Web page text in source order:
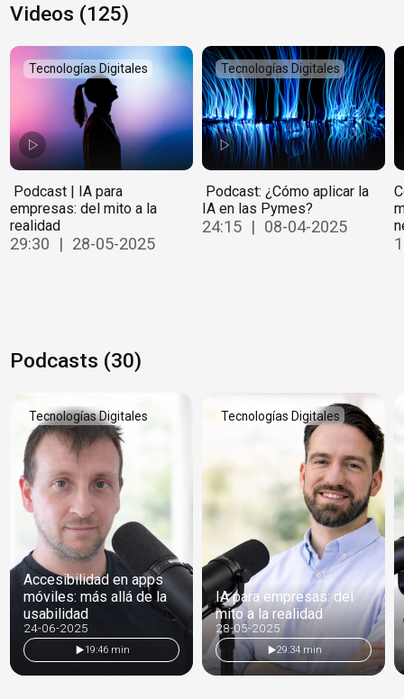
Videos (125)
Tecnologías Digitales
️ Podcast | IA para
empresas: del mito a la
realidad
29:30 | 28-05-2025
Tecnologías Digitales
️ Podcast: ¿Cómo aplicar la
IA en las Pymes?
24:15 | 08-04-2025
Podcasts (30)
Tecnologías Digitales
Accesibilidad en apps
móviles: más allá de la
usabilidad
24-06-2025
19:46 min
Tecnologías Digitales
IA para empresas: del
mito a la realidad
28-05-2025
29:34 min